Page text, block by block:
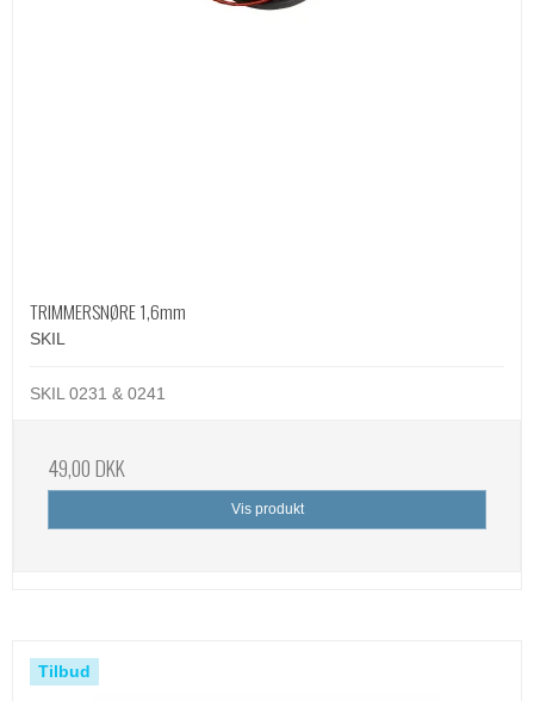
TRIMMERSNØRE 1,6mm
SKIL
SKIL 0231 & 0241
49,00 DKK
Vis produkt
Tilbud